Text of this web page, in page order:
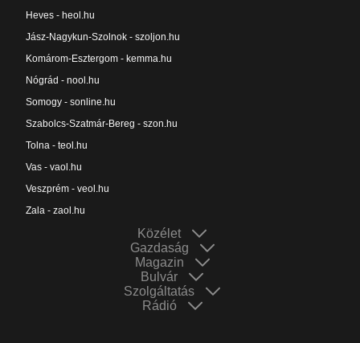
Heves - heol.hu
Jász-Nagykun-Szolnok - szoljon.hu
Komárom-Esztergom - kemma.hu
Nógrád - nool.hu
Somogy - sonline.hu
Szabolcs-Szatmár-Bereg - szon.hu
Tolna - teol.hu
Vas - vaol.hu
Veszprém - veol.hu
Zala - zaol.hu
Közélet
Gazdaság
Magazin
Bulvár
Szolgáltatás
Rádió